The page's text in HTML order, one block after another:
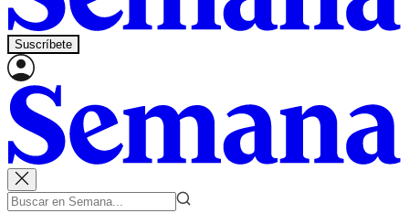
Suscríbete